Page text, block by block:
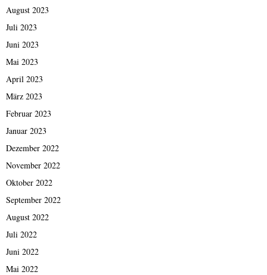
August 2023
Juli 2023
Juni 2023
Mai 2023
April 2023
März 2023
Februar 2023
Januar 2023
Dezember 2022
November 2022
Oktober 2022
September 2022
August 2022
Juli 2022
Juni 2022
Mai 2022